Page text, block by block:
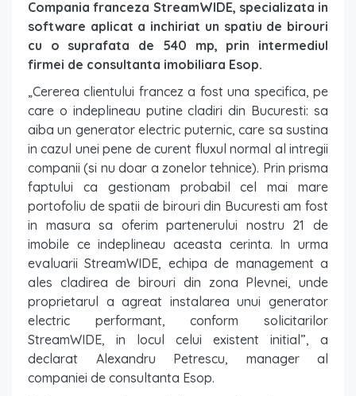
Compania franceza StreamWIDE, specializata in
software aplicat a inchiriat un spatiu de birouri
cu o suprafata de 540 mp, prin intermediul
firmei de consultanta imobiliara Esop.
„Cererea clientului francez a fost una specifica, pe
care o indeplineau putine cladiri din Bucuresti: sa
aiba un generator electric puternic, care sa sustina
in cazul unei pene de curent fluxul normal al intregii
companii (si nu doar a zonelor tehnice). Prin prisma
faptului ca gestionam probabil cel mai mare
portofoliu de spatii de birouri din Bucuresti am fost
in masura sa oferim partenerului nostru 21 de
imobile ce indeplineau aceasta cerinta. In urma
evaluarii StreamWIDE, echipa de management a
ales cladirea de birouri din zona Plevnei, unde
proprietarul a agreat instalarea unui generator
electric performant, conform solicitarilor
StreamWIDE, in locul celui existent initial”, a
declarat Alexandru Petrescu, manager al
companiei de consultanta Esop.